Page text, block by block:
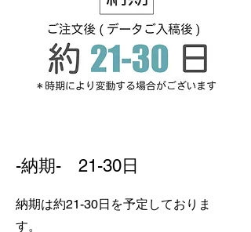
​-納期- 21-30日
納期は約21-30日を予定しておりま
す。